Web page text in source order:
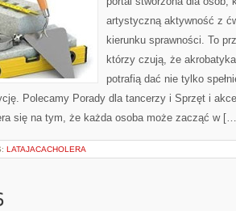
artystyczną aktywność z
kierunku sprawności. To
którzy czują, że
potrafią dać nie tylko
Polecamy Porady dla tancerzy i Sprzęt i
się na tym, że każda osoba może zacząć w
LATAJACACHOLERA